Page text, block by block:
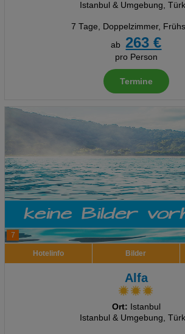
Social Media Cookies
Erweiterte Einstellungen
Istanbul & Umgebung,
7 Tage, Doppelzimmer,
ab
263 €
pro Person
Termine
7
Hotelinfo Bilder
Alfa
Ort: Istanbul
Istanbul & Umgebung,